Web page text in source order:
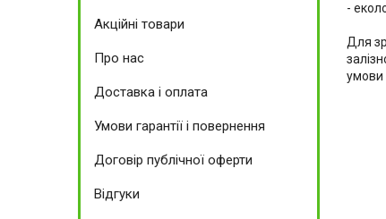
-
Для
умови
Акційні товари
Про нас
Доставка і оплата
Умови гарантії і повернення
Договір публічної оферти
Відгуки